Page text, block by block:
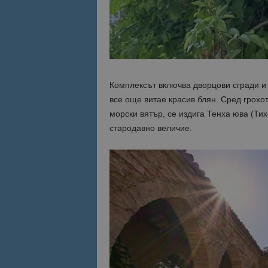
Комплексът включва дворцови сгради
все още витае красив блян. Сред
морски вятър, се издига Тенха юва
стародавно величие.
Име
is_visitor_unique
is_unique
_ga_FK650GXHRZ
_ga
Име
sc_is_visitor_unique